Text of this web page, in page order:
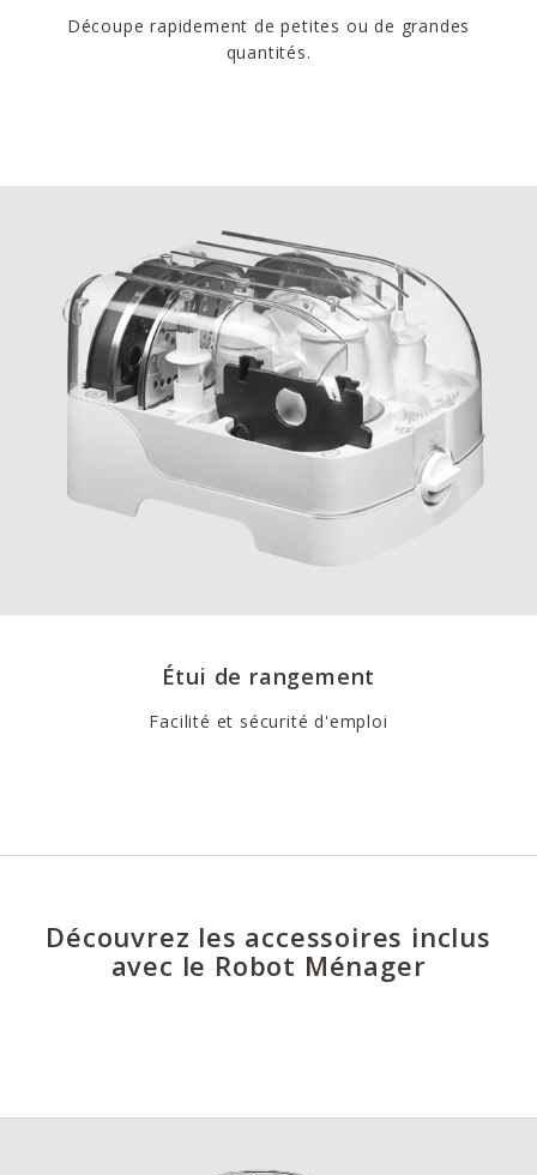
Découpe rapidement de petites ou de grandes
quantités.
Étui de rangement
Facilité et sécurité d'emploi
Découvrez les accessoires inclus
avec le Robot Ménager